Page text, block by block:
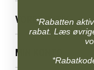
Reklamations- &
Levering &
Følg din bestilling
Persondatapolitik
VORES BUTIK
Job
MIN KONTO
*Rabatten
rabat. Læs